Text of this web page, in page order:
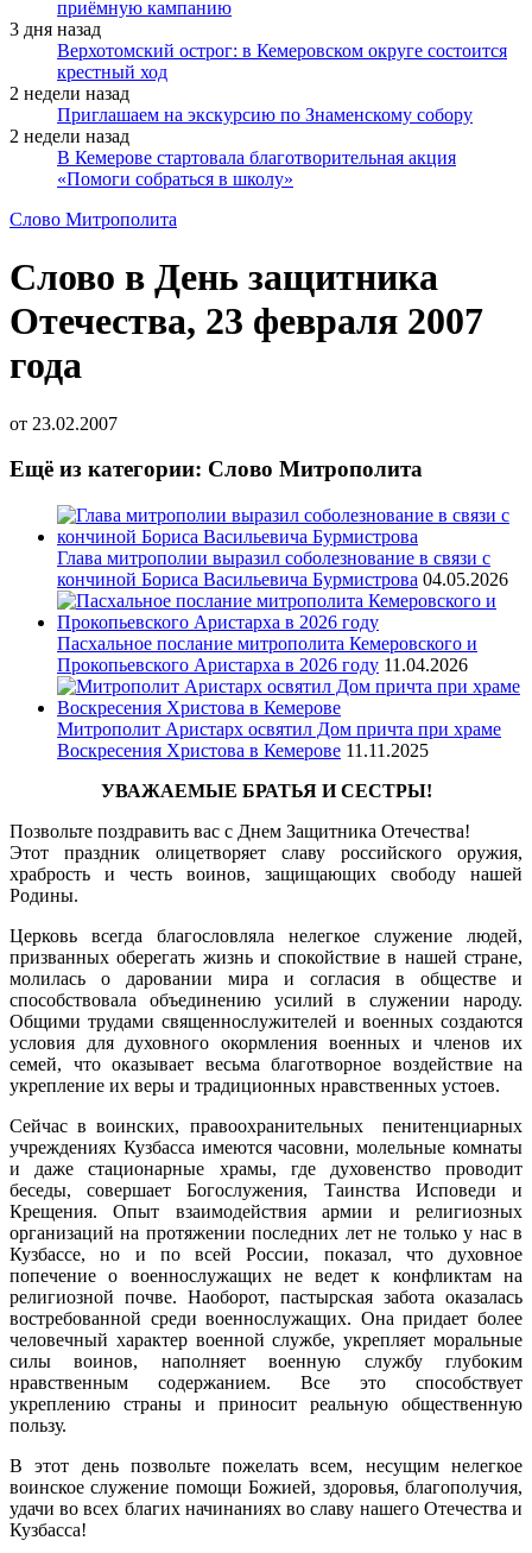
приёмную кампанию
3 дня назад
Верхотомский острог: в Кемеровском округе состоится
крестный ход
2 недели назад
Приглашаем на экскурсию по Знаменскому собору
2 недели назад
В Кемерове стартовала благотворительная акция
«Помоги собраться в школу»
Слово Митрополита
Слово в День защитника
Отечества, 23 февраля 2007
года
от 23.02.2007
Ещё из категории: Слово Митрополита
Глава митрополии выразил соболезнование в связи с
кончиной Бориса Васильевича Бурмистрова 04.05.2026
Пасхальное послание митрополита Кемеровского и
Прокопьевского Аристарха в 2026 году 11.04.2026
Митрополит Аристарх освятил Дом причта при храме
Воскресения Христова в Кемерове 11.11.2025
УВАЖАЕМЫЕ БРАТЬЯ И СЕСТРЫ!
Позвольте поздравить вас с Днем Защитника Отечества!
Этот праздник олицетворяет славу российского оружия,
храбрость и честь воинов, защищающих свободу нашей
Родины.
Церковь всегда благословляла нелегкое служение людей,
призванных оберегать жизнь и спокойствие в нашей стране,
молилась о даровании мира и согласия в обществе и
способствовала объединению усилий в служении народу.
Общими трудами священнослужителей и военных создаются
условия для духовного окормления военных и членов их
семей, что оказывает весьма благотворное воздействие на
укрепление их веры и традиционных нравственных устоев.
Сейчас в воинских, правоохранительных пенитенциарных
учреждениях Кузбасса имеются часовни, молельные комнаты
и даже стационарные храмы, где духовенство проводит
беседы, совершает Богослужения, Таинства Исповеди и
Крещения. Опыт взаимодействия армии и религиозных
организаций на протяжении последних лет не только у нас в
Кузбассе, но и по всей России, показал, что духовное
попечение о военнослужащих не ведет к конфликтам на
религиозной почве. Наоборот, пастырская забота оказалась
востребованной среди военнослужащих. Она придает более
человечный характер военной службе, укрепляет моральные
силы воинов, наполняет военную службу глубоким
нравственным содержанием. Все это способствует
укреплению страны и приносит реальную общественную
пользу.
В этот день позвольте пожелать всем, несущим нелегкое
воинское служение помощи Божией, здоровья, благополучия,
удачи во всех благих начинаниях во славу нашего Отечества и
Кузбасса!